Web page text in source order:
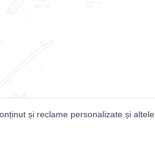
și reclame personalizate și altele.